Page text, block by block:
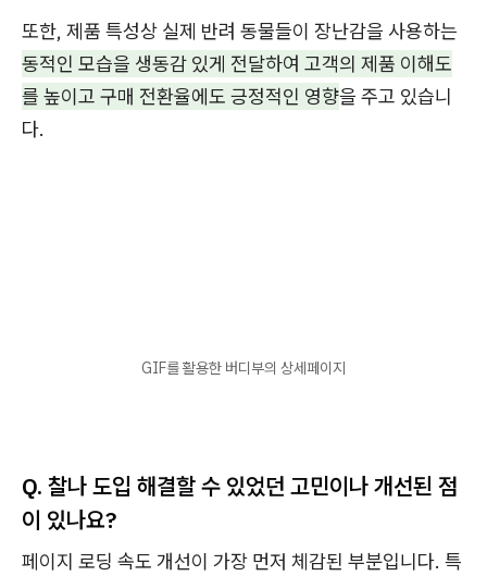
또한, 제품 특성상 실제 반려 동물들이 장난감을 사용하는
동적인 모습을 생동감 있게 전달하여 고객의 제품 이해도
를 높이고 구매 전환율에도 긍정적인 영향을 주고 있습니
다.
GIF를 활용한 버디부의 상세페이지
Q. 찰나 도입 해결할 수 있었던 고민이나 개선된 점
이 있나요?
페이지 로딩 속도 개선이 가장 먼저 체감된 부분입니다. 특